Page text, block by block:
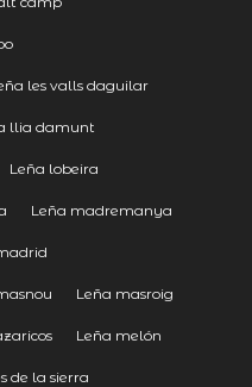
les valls daguilar
llia damunt
Leña lobeira
Leña madremanya
Leña masroig
Leña melón
de la sierra